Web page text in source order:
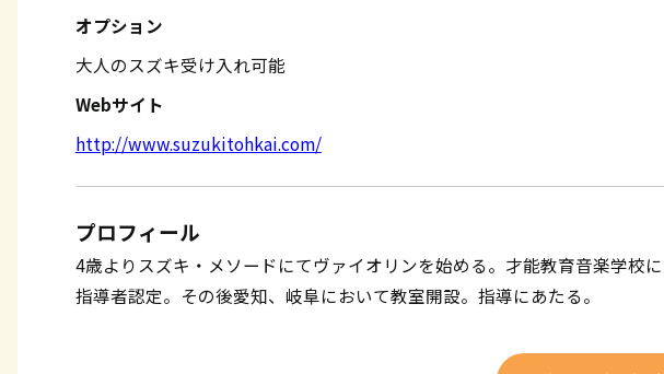
オプション
大人のスズキ受け入れ可能
Webサイト
http://www.suzukitohkai.com/
プロフィール
4歳よりスズキ・メソードにてヴァイオリンを始める。才能教育音楽学
指導者認定。その後愛知、岐阜において教室開設。指導にあたる。